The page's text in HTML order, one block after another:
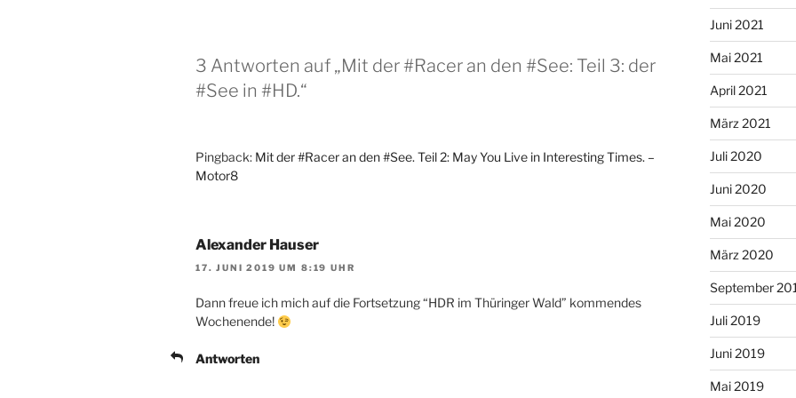
3 Antworten auf „Mit der #Racer an den #See: Teil 3: der
#See in #HD.“
Pingback: Mit der #Racer an den #See. Teil 2: May You Live in Interesting Times. –
Motor8
Alexander Hauser
17. JUNI 2019 UM 8:19 UHR
Dann freue ich mich auf die Fortsetzung “HDR im Thüringer Wald” kommendes
Wochenende!
Antworten
Juni 2021
Mai 2021
April 2021
März 2021
Juli 2020
Juni 2020
Mai 2020
März 2020
September
Juli 2019
Juni 2019
Mai 2019